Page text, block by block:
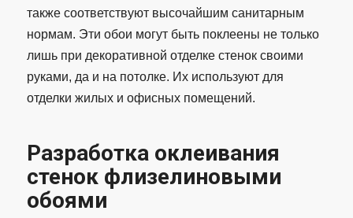
также соответствуют высочайшим санитарным
нормам. Эти обои могут быть поклеены не только
лишь при декоративной отделке стенок своими
руками, да и на потолке. Их используют для
отделки жилых и офисных помещений.
Разработка оклеивания
стенок флизелиновыми
обоями